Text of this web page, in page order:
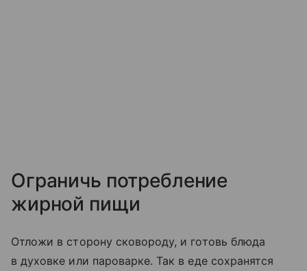
Ограничь потребление
жирной пищи
Отложи в сторону сковороду, и готовь блюда
в духовке или пароварке. Так в еде сохранятся